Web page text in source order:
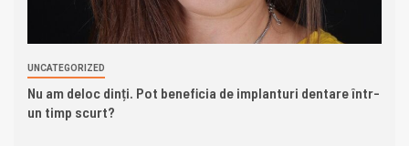
UNCATEGORIZED
Nu am deloc dinți. Pot beneficia de implanturi dentare într-
un timp scurt?